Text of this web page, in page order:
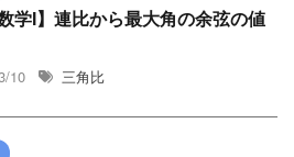
数学I】連比から最大角の余弦の値
10 三角比